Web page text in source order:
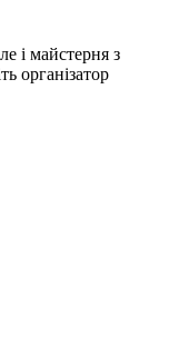
і майстерня з
організатор